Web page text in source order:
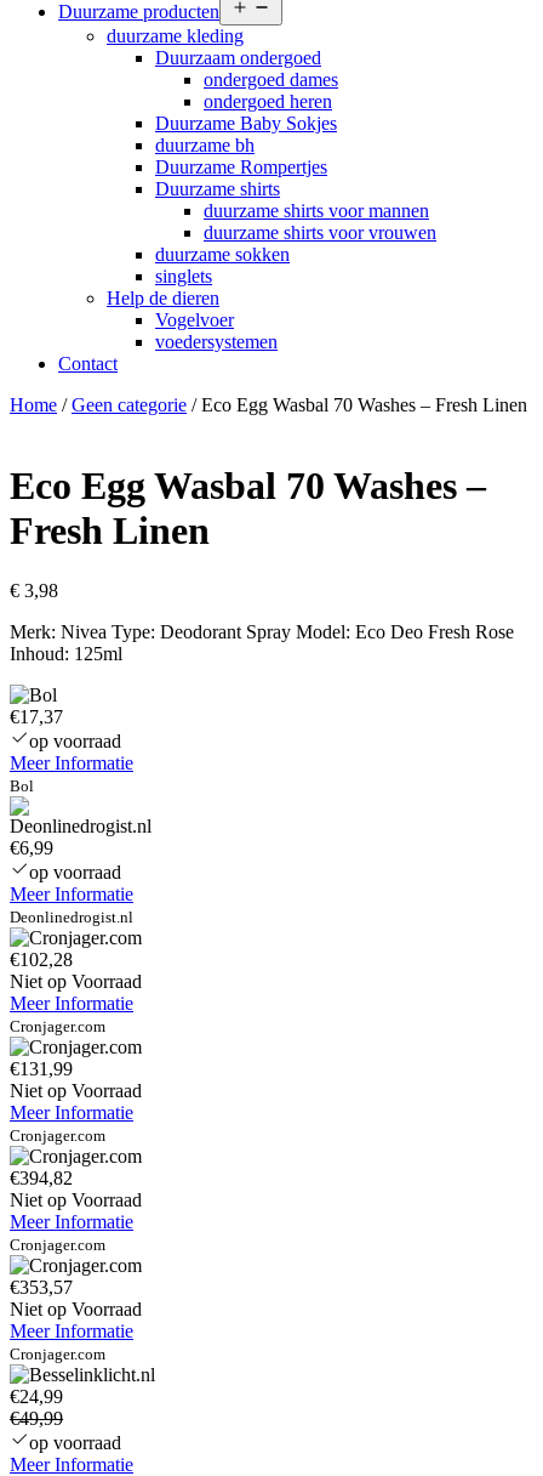
Duurzame producten
menu
duurzame kleding
Duurzaam ondergoed
ondergoed dames
ondergoed heren
Duurzame Baby Sokjes
duurzame bh
Duurzame Rompertjes
Duurzame shirts
duurzame shirts voor mannen
duurzame shirts voor vrouwen
duurzame sokken
singlets
Help de dieren
Vogelvoer
voedersystemen
Contact
Home /Geen categorie / Eco Egg Wasbal 70 Washes – Fresh Linen
Eco Egg Wasbal 70 Washes –
Fresh Linen
€ 3,98
Merk: Nivea Type: Deodorant Spray Model: Eco Deo Fresh Rose
Inhoud: 125ml
€17,37
op voorraad
Meer Informatie
Bol
€6,99
op voorraad
Meer Informatie
Deonlinedrogist.nl
€102,28
Niet op Voorraad
Meer Informatie
Cronjager.com
€131,99
Niet op Voorraad
Meer Informatie
Cronjager.com
€394,82
Niet op Voorraad
Meer Informatie
Cronjager.com
€353,57
Niet op Voorraad
Meer Informatie
Cronjager.com
€24,99
€49,99
op voorraad
Meer Informatie